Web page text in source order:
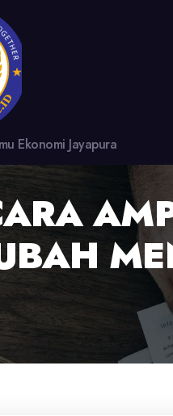
Ekonomi Jayapura